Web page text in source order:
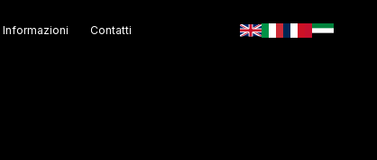
Informazioni Contatti